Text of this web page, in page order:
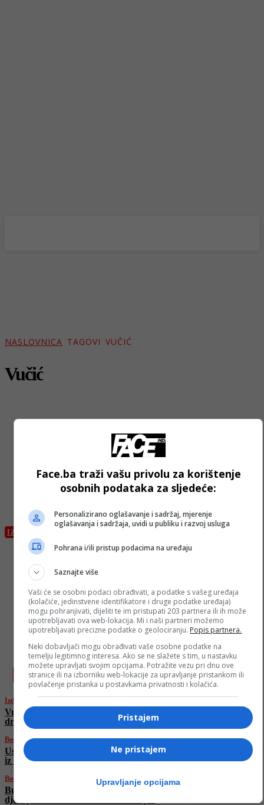
NASLOVNICA TAGOVI VUČIĆ
Vučić
IZDVOJENO
vodom i državom se ne smije igrati”
najnovije
Izdvojeno
Vučić o neredima u Novom Pazaru: “S vatrom, vodom i
državom se ne smije igrati”
Bosanski vjestnik
Uspješno završena 51. internacionalna turistička Una regata,
iz Nacionalnog parka Una zadovoljni!
Bosanski vjestnik
Bučan: Roditelji prodaju djecu, guraju ih u brakove gdje
djevojčice često budu izložene nasilju!
Face.ba traži vašu privolu za korištenje
osobnih podataka za sljedeće:
Personalizirano oglašavanje i sadržaj, mjerenje
oglašavanja i sadržaja, uvidi u publiku i razvoj usluga
Pohrana i/ili pristup podacima na uređaju
Saznajte više
Vaši će se osobni podaci obrađivati, a podatke s vašeg uređaja
(kolačiće, jedinstvene identifikatore i druge podatke uređaja)
mogu pohranjivati, dijeliti te im pristupati 203 partnera ili ih može
upotrebljavati ova web-lokacija. Mi i naši partneri možemo
upotrebljavati precizne podatke o geolociranju. Popis partnera.
Neki dobavljači mogu obrađivati vaše osobne podatke na
temelju legitimnog interesa. Ako se ne slažete s tim, u nastavku
možete upravljati svojim opcijama. Potražite vezu pri dnu ove
stranice ili na izborniku web-lokacije za upravljanje pristankom ili
povlačenje pristanka u postavkama privatnosti i kolačića.
Pristajem
Ne pristajem
Upravljanje opcijama